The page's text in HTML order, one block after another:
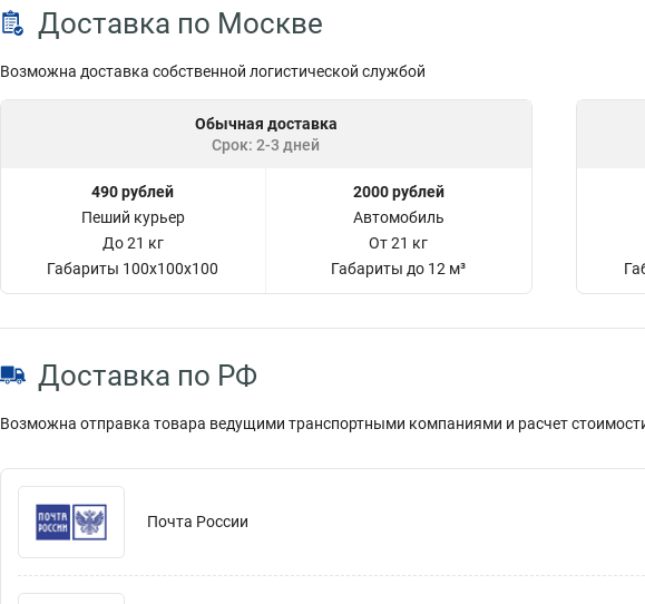
Доставка по Москве
Возможна доставка собственной логистической службой
Обычная доставка
Срок: 2-3 дней
490 рублей
Пеший курьер
До 21 кг
Габариты 100x100x100
2000 рублей
Автомобиль
От 21 кг
Габариты до 12 м³
Доставка по РФ
Возможна отправка товара ведущими транспортными компаниями и расчет стоимости
Почта России